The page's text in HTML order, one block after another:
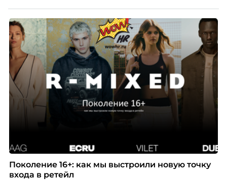
по работе с персоналом Инфомаксимум,
рассказывает, как выстроить адаптацию
распределенной команды без лишнего контроля и
бесконечных созвонов.
Поколение 16+: как мы выстроили новую точку
входа в ретейл